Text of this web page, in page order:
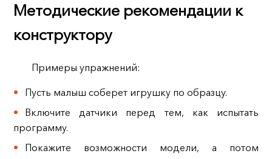
Методические рекомендации к
конструктору
Примеры упражнений:
Пусть малыш соберет игрушку по образцу.
Включите датчики перед тем, как испытать
программу.
Покажите возможности модели, а потом